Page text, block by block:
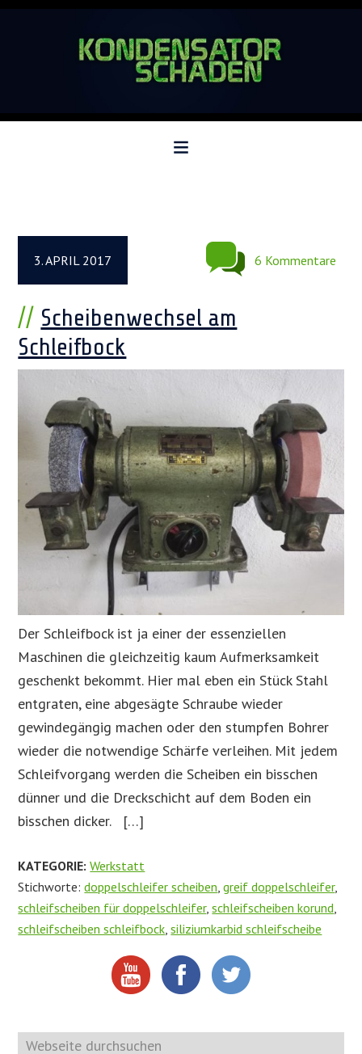
Hauptnavigation
3. APRIL 2017 6 Kommentare
Scheibenwechsel am
Schleifbock
Der Schleifbock ist ja einer der essenziellen
Maschinen die gleichzeitig kaum Aufmerksamkeit
geschenkt bekommt. Hier mal eben ein Stück Stahl
entgraten, eine abgesägte Schraube wieder
gewindegängig machen oder den stumpfen Bohrer
wieder die notwendige Schärfe verleihen. Mit jedem
Schleifvorgang werden die Scheiben ein bisschen
dünner und die Dreckschicht auf dem Boden ein
bisschen dicker. […]
KATEGORIE:Werkstatt
Stichworte:doppelschleifer scheiben,greif doppelschleifer,
schleifscheiben für doppelschleifer,schleifscheiben korund,
schleifscheiben schleifbock,siliziumkarbid schleifscheibe
Webseite